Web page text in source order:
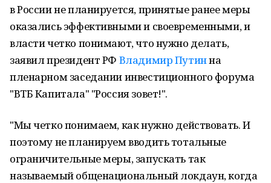
в России не планируется, принятые ранее меры
оказались эффективными и своевременными, и
власти четко понимают, что нужно делать,
заявил президент РФ Владимир Путинна
пленарном заседании инвестиционного форума
"ВТБ Капитала" "Россия зовет!".
"Мы четко понимаем, как нужно действовать. И
поэтому не планируем вводить тотальные
ограничительные меры, запускать так
называемый общенациональный локдаун, когда